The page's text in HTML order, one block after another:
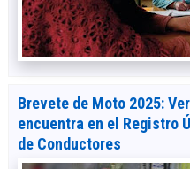
Brevete de Moto 2025:
encuentra en el Registro
de Conductores